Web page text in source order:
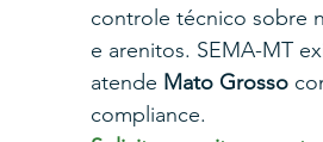
controle técnico sobre
e arenitos. SEMA-MT
atende Mato Grosso
compliance.